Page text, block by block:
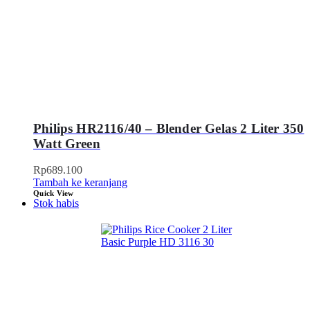
Philips HR2116/40 – Blender Gelas 2 Liter 350
Watt Green
Rp689.100
Tambah ke keranjang
Quick View
Stok habis